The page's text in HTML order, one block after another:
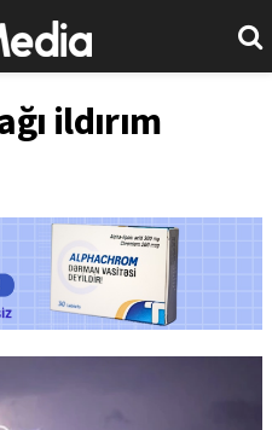
ildırım